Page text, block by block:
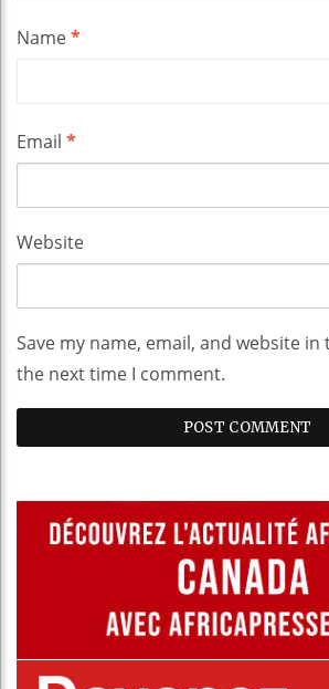
Name*
Email *
Website
Save my name, email, and website
the next time I comment.